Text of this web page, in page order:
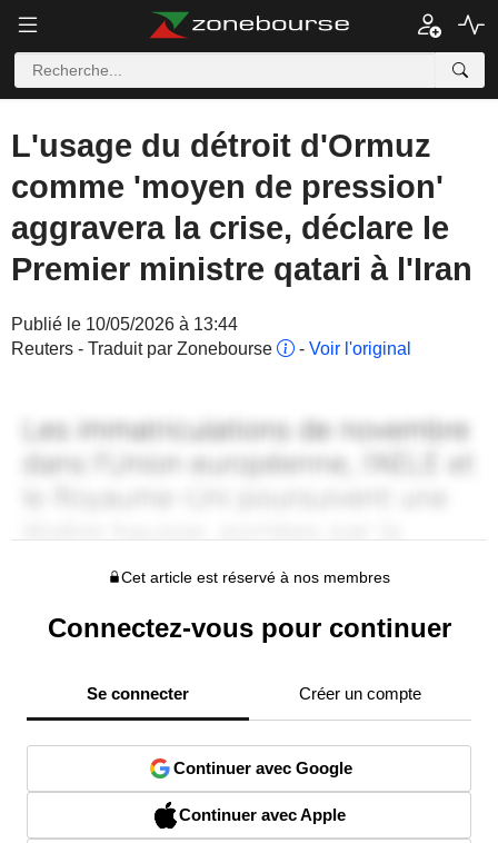
L'usage du détroit d'Ormuz
comme 'moyen de pression'
aggravera la crise, déclare le
Premier ministre qatari à l'Iran
Publié le 10/05/2026 à 13:44
Reuters - Traduit par Zonebourse
- Voir l'original
Cet article est réservé à nos membres
Connectez-vous pour continuer
Se connecter Créer un compte
Continuer avec Google
Continuer avec Apple